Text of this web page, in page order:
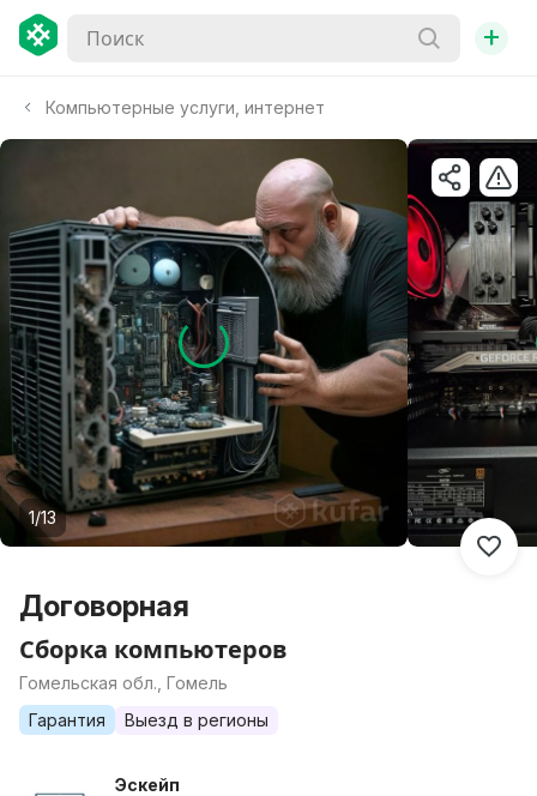
+
Компьютерные услуги, интернет
1/13
Договорная
Сборка компьютеров
Гомельская обл., Гомель
Гарантия
Выезд в регионы
Эскейп